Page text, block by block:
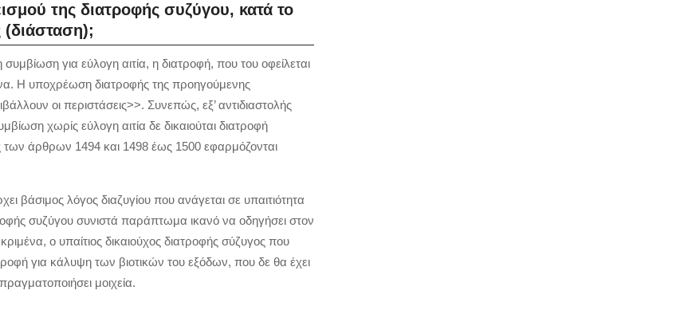
της διατροφής συζύγου, κατά το
(διάσταση);
για εύλογη αιτία, η διατροφή, που του οφείλεται
Η υποχρέωση διατροφής της προηγούμενης
οι περιστάσεις>>. Συνεπώς, εξ’ αντιδιαστολής
χωρίς εύλογη αιτία δε δικαιούται διατροφή
άρθρων 1494 και 1498 έως 1500 εφαρμόζονται
βάσιμος λόγος διαζυγίου που ανάγεται σε υπαιτιότητα
συζύγου συνιστά παράπτωμα ικανό να οδηγήσει στον
ο υπαίτιος δικαιούχος διατροφής σύζυγος που
για κάλυψη των βιοτικών του εξόδων, που δε θα έχει
μοιχεία.